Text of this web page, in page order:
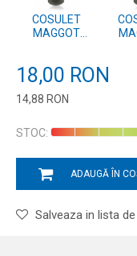
COSULET
MAGGOT
18,00 RON
14,88 RON
STOC:
ADAUGĂ ÎN
Salveaza in lista